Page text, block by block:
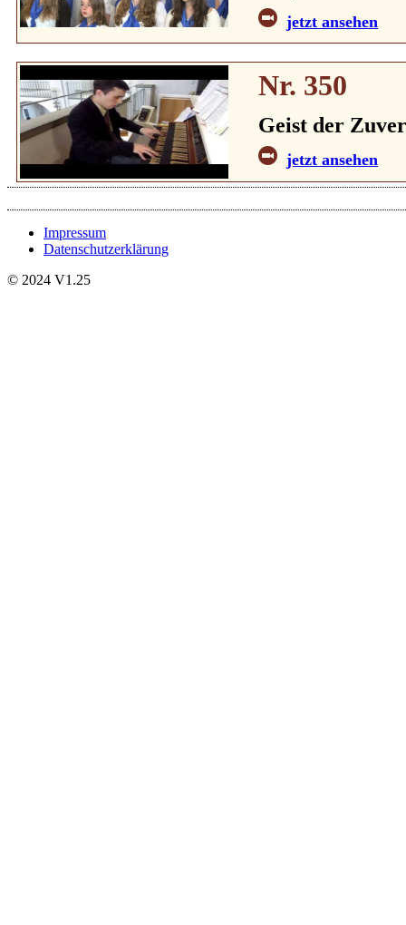
jetzt ansehen
Nr. 350
Geist der
jetzt ansehen
Impressum
Datenschutzerklärung
© 2024 V1.25